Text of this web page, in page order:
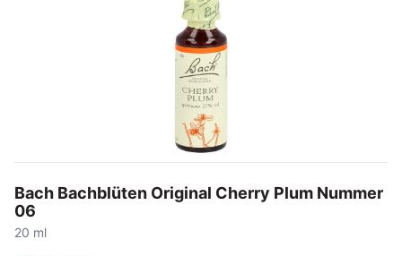
Bach Bachblüten Original Cherry Plum Nummer
06
20 ml